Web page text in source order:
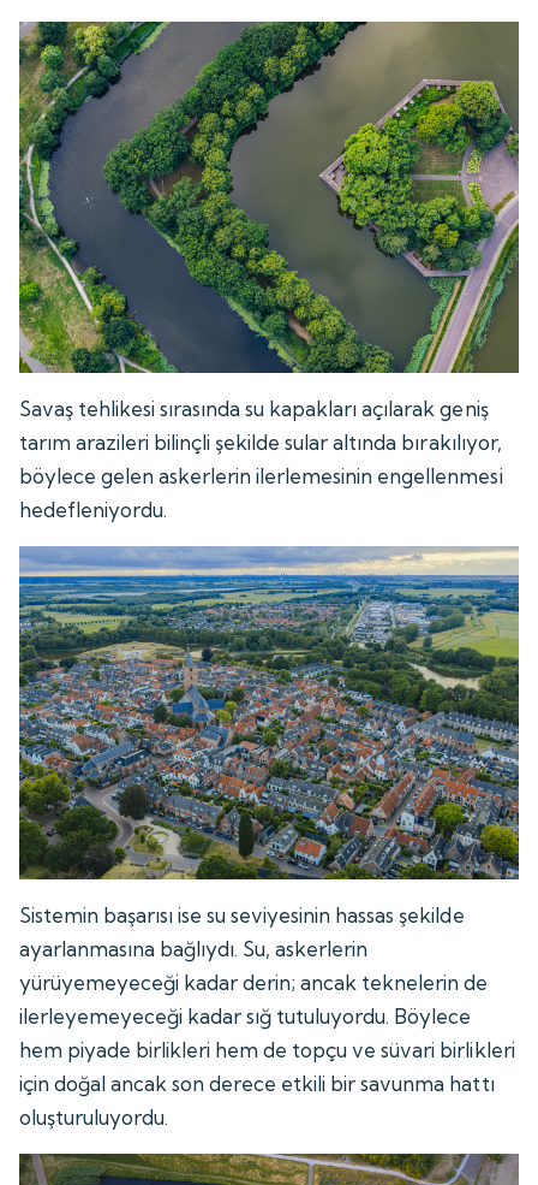
Savaş tehlikesi sırasında su kapakları açılarak geniş
tarım arazileri bilinçli şekilde sular altında bırakılıyor,
böylece gelen askerlerin ilerlemesinin engellenmesi
hedefleniyordu.
Sistemin başarısı ise su seviyesinin hassas şekilde
ayarlanmasına bağlıydı. Su, askerlerin
yürüyemeyeceği kadar derin; ancak teknelerin de
ilerleyemeyeceği kadar sığ tutuluyordu. Böylece
hem piyade birlikleri hem de topçu ve süvari birlikleri
için doğal ancak son derece etkili bir savunma hattı
oluşturuluyordu.